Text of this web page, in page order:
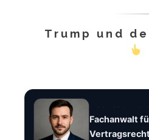
Trump und
Fachanwalt
Vertragsrecht